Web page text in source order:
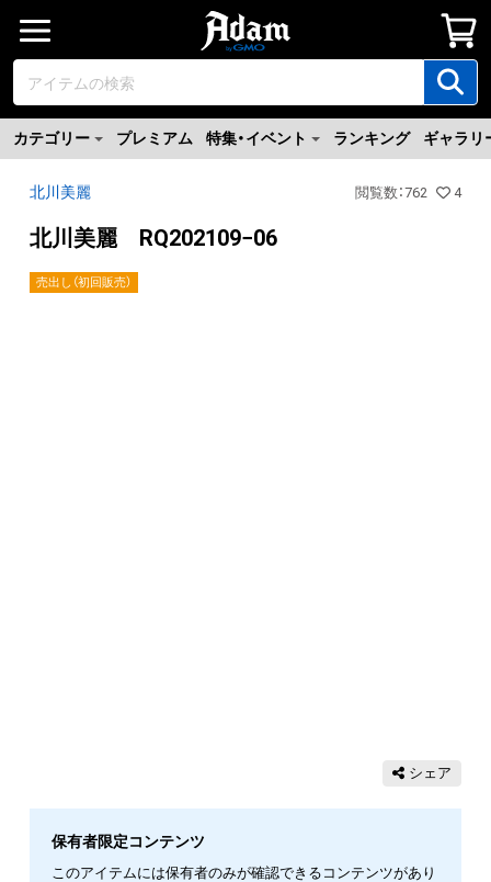
カテゴリー プレミアム 特集・イベント ランキング ギャラリ
北川美麗 閲覧数 ：762 4
北川美麗 RQ202109−06
売出し（初回販売）
シェア
保有者限定コンテンツ
このアイテムには保有者のみが確認できるコンテンツがあり